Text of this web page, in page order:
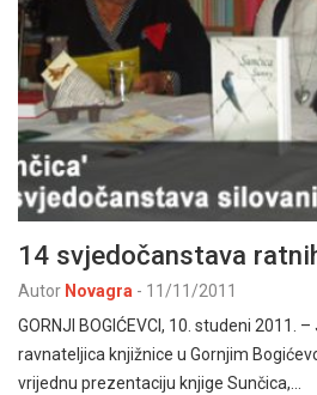
14 svjedočanstava
Autor Novagra - 11/11/2011
GORNJI BOGIĆEVCI, 10. studeni 2011.
ravnateljica knjižnice u Gornjim
vrijednu prezentaciju knjige Sunčica,…